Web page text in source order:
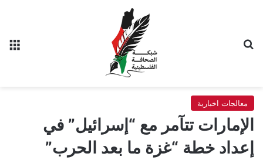
معالجات اخبارية
الإمارات تتآمر مع “إسرائيل” في
إعداد خطة “غزة ما بعد الحرب”